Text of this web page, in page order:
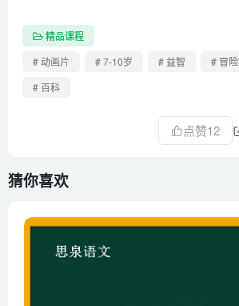
精品课程
# 动画片
# 7-10岁 # 益智 # 冒险
# 百科
点赞12
猜你喜欢